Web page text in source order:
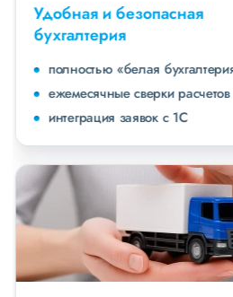
Удобная и безопасная
бухгалтерия
полностью «белая
ежемесячные сверки расчетов
интеграция заявок с 1С